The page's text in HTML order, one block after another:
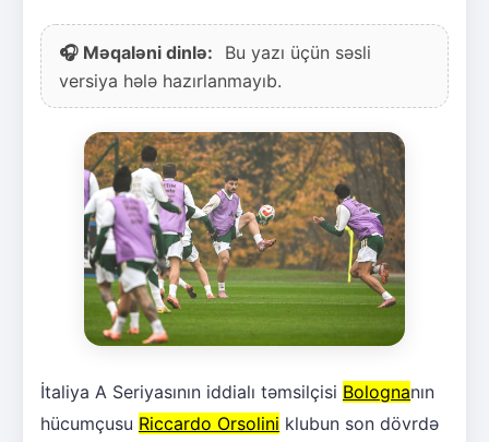
🎧 Məqaləni dinlə:
Bu yazı üçün səsli
versiya hələ hazırlanmayıb.
İtaliya A Seriyasının iddialı təmsilçisi Bolognanın
hücumçusu Riccardo Orsolini klubun son dövrdə